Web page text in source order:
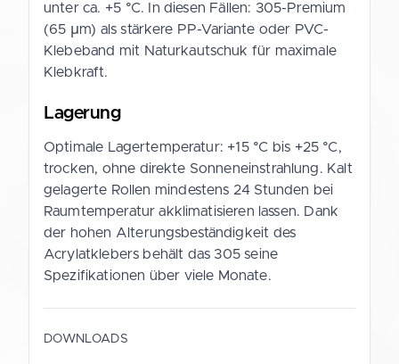
unter ca. +5 °C. In diesen Fällen: 305-Premium
(65 µm) als stärkere PP-Variante oder PVC-
Klebeband mit Naturkautschuk für maximale
Klebkraft.
Lagerung
Optimale Lagertemperatur: +15 °C bis +25 °C,
trocken, ohne direkte Sonneneinstrahlung. Kalt
gelagerte Rollen mindestens 24 Stunden bei
Raumtemperatur akklimatisieren lassen. Dank
der hohen Alterungsbeständigkeit des
Acrylatklebers behält das 305 seine
Spezifikationen über viele Monate.
DOWNLOADS